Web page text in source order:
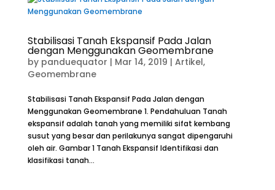
Stabilisasi Tanah Ekspansif Pada Jalan
dengan Menggunakan Geomembrane
by panduequator | Mar 14, 2019 | Artikel,
Geomembrane
Stabilisasi Tanah Ekspansif Pada Jalan dengan
Menggunakan Geomembrane 1. Pendahuluan Tanah
ekspansif adalah tanah yang memiliki sifat kembang
susut yang besar dan perilakunya sangat dipengaruhi
oleh air. Gambar 1 Tanah Ekspansif Identifikasi dan
klasifikasi tanah...